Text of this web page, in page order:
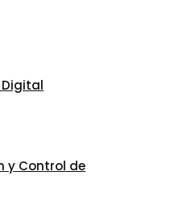
Digital
y Control de